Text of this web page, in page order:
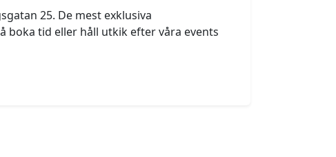
25. De mest exklusiva
boka tid eller håll utkik efter våra events